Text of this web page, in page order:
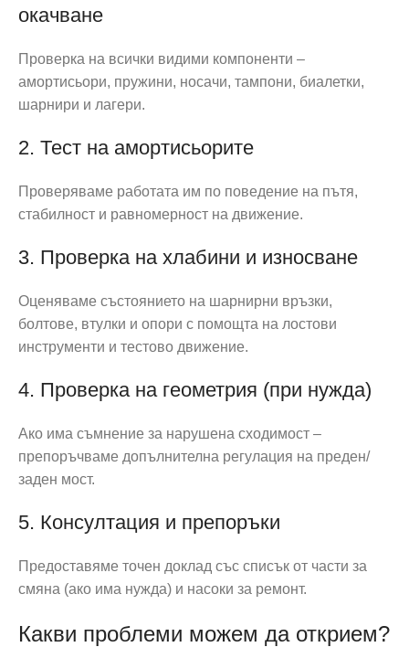
окачване
Проверка на всички видими компоненти –
амортисьори, пружини, носачи, тампони, биалетки,
шарнири и лагери.
2. Тест на амортисьорите
Проверяваме работата им по поведение на пътя,
стабилност и равномерност на движение.
3. Проверка на хлабини и износване
Оценяваме състоянието на шарнирни връзки,
болтове, втулки и опори с помощта на лостови
инструменти и тестово движение.
4. Проверка на геометрия (при нужда)
Ако има съмнение за нарушена сходимост –
препоръчваме допълнителна регулация на преден/
заден мост.
5. Консултация и препоръки
Предоставяме точен доклад със списък от части за
смяна (ако има нужда) и насоки за ремонт.
Какви проблеми можем да открием?